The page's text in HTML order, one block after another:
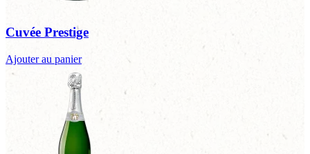
Cuvée Prestige
Ajouter au panier